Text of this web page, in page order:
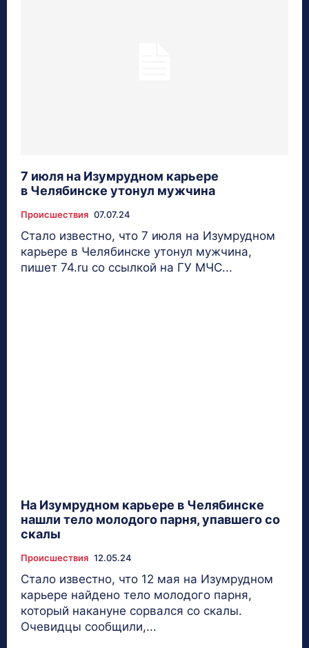
7 июля на Изумрудном карьере
в Челябинске утонул мужчина
Происшествия 07.07.24
Стало известно, что 7 июля на Изумрудном
карьере в Челябинске утонул мужчина,
пишет 74.ru со ссылкой на ГУ МЧС...
На Изумрудном карьере в Челябинске
нашли тело молодого парня, упавшего со
скалы
Происшествия 12.05.24
Стало известно, что 12 мая на Изумрудном
карьере найдено тело молодого парня,
который накануне сорвался со скалы.
Очевидцы сообщили,...